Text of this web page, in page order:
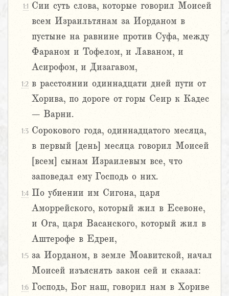
1:1 Сии суть слова, которые говорил Моисей
всем Израильтянам за Иорданом в
пустыне на равнине против Суфа, между
Фараном и Тофелом, и Лаваном, и
Асирофом, и Дизагавом,
1:2 в расстоянии одиннадцати дней пути от
Хорива, по дороге от горы Сеир к Кадес
– Варни.
1:3 Сорокового года, одиннадцатого месяца,
в первый [день] месяца говорил Моисей
[всем] сынам Израилевым все, что
заповедал ему Господь о них.
1:4 По убиении им Сигона, царя
Аморрейского, который жил в Есевоне,
и Ога, царя Васанского, который жил в
Аштерофе в Едреи,
1:5 за Иорданом, в земле Моавитской, начал
Моисей изъяснять закон сей и сказал:
1:6 Господь, Бог наш, говорил нам в Хориве